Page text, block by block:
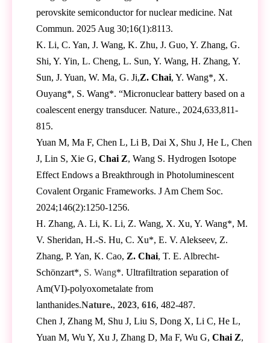
perovskite semiconductor for nuclear medicine. Nat
Commun. 2025 Aug 30;16(1):8113.
K. Li, C. Yan, J. Wang, K. Zhu, J. Guo, Y. Zhang, G.
Shi, Y. Yin, L. Cheng, L. Sun, Y. Wang, H. Zhang, Y.
Sun, J. Yuan, W. Ma, G. Ji,Z. Chai, Y. Wang*, X.
Ouyang*, S. Wang*. “Micronuclear battery based on a
coalescent energy transducer. Nature., 2024,633,811-
815.
Yuan M, Ma F, Chen L, Li B, Dai X, Shu J, He L, Chen
J, Lin S, Xie G, Chai Z, Wang S. Hydrogen Isotope
Effect Endows a Breakthrough in Photoluminescent
Covalent Organic Frameworks. J Am Chem Soc.
2024;146(2):1250-1256.
H. Zhang, A. Li, K. Li, Z. Wang, X. Xu, Y. Wang*, M.
V. Sheridan, H.-S. Hu, C. Xu*, E. V. Alekseev, Z.
Zhang, P. Yan, K. Cao, Z. Chai, T. E. Albrecht-
Schönzart*, S. Wang*. Ultrafiltration separation of
Am(VI)-polyoxometalate from
lanthanides.Nature., 2023, 616, 482-487.
Chen J, Zhang M, Shu J, Liu S, Dong X, Li C, He L,
Yuan M, Wu Y, Xu J, Zhang D, Ma F, Wu G, Chai Z,